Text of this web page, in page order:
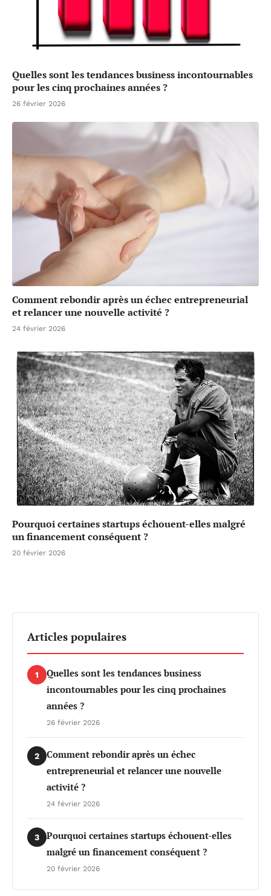
Quelles sont les tendances business incontournables
pour les cinq prochaines années ?
26 février 2026
Comment rebondir après un échec entrepreneurial
et relancer une nouvelle activité ?
24 février 2026
Pourquoi certaines startups échouent-elles malgré
un financement conséquent ?
20 février 2026
Articles populaires
1
Quelles sont les tendances business
incontournables pour les cinq prochaines
années ?
26 février 2026
2
Comment rebondir après un échec
entrepreneurial et relancer une nouvelle
activité ?
24 février 2026
3
Pourquoi certaines startups échouent-elles
malgré un financement conséquent ?
20 février 2026